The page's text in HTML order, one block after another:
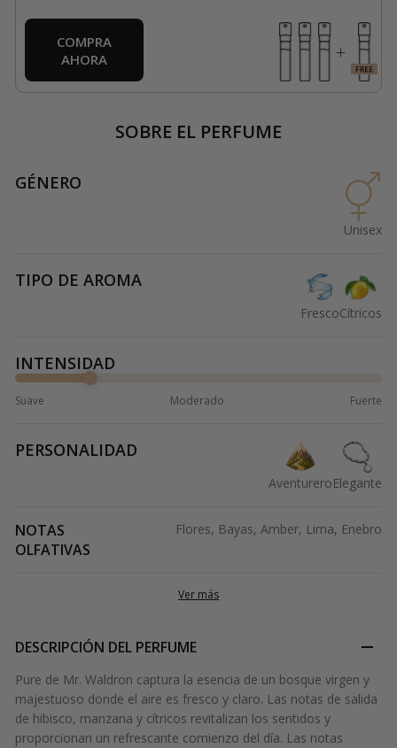
COMPRA
AHORA
SOBRE EL PERFUME
GÉNERO
Unisex
TIPO DE AROMA
FrescoCítricos
INTENSIDAD
Suave Moderado Fuerte
PERSONALIDAD
AventureroElegante
NOTAS
OLFATIVAS
Flores, Bayas, Amber, Lima, Enebro
Ver más
DESCRIPCIÓN DEL PERFUME
Pure de Mr. Waldron captura la esencia de un bosque virgen y
majestuoso donde el aire es fresco y claro. Las notas de salida
de hibisco, manzana y cítricos revitalizan los sentidos y
proporcionan un refrescante comienzo del día. Las notas